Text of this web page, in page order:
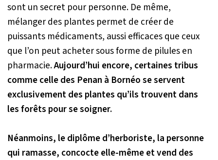
sont un secret pour personne. De même,
mélanger des plantes permet de créer de
puissants médicaments, aussi efficaces que ceux
que l’on peut acheter sous forme de pilules en
pharmacie.Aujourd’hui encore, certaines tribus
comme celle des Penan à Bornéo se servent
exclusivement des plantes qu’ils trouvent dans
les forêts pour se soigner.
Néanmoins, le diplôme d’herboriste, la personne
qui ramasse, concocte elle-même et vend des